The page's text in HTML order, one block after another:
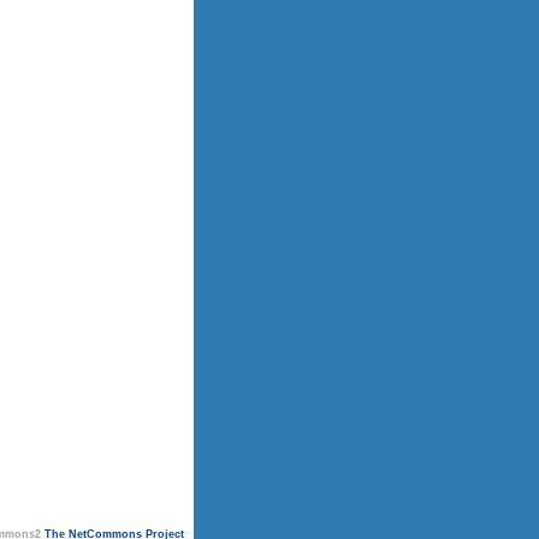
The NetCommons Project